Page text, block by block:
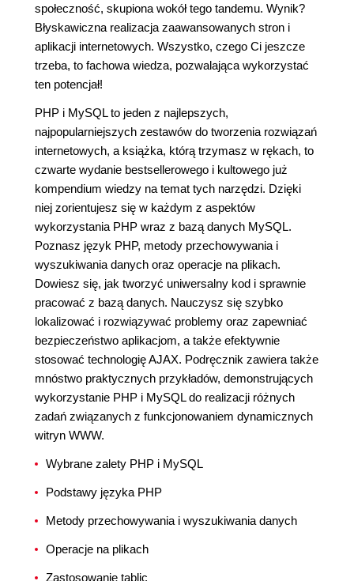
społeczność, skupiona wokół tego tandemu. Wynik?
Błyskawiczna realizacja zaawansowanych stron i
aplikacji internetowych. Wszystko, czego Ci jeszcze
trzeba, to fachowa wiedza, pozwalająca wykorzystać
ten potencjał!
PHP i MySQL to jeden z najlepszych,
najpopularniejszych zestawów do tworzenia rozwiązań
internetowych, a książka, którą trzymasz w rękach, to
czwarte wydanie bestsellerowego i kultowego już
kompendium wiedzy na temat tych narzędzi. Dzięki
niej zorientujesz się w każdym z aspektów
wykorzystania PHP wraz z bazą danych MySQL.
Poznasz język PHP, metody przechowywania i
wyszukiwania danych oraz operacje na plikach.
Dowiesz się, jak tworzyć uniwersalny kod i sprawnie
pracować z bazą danych. Nauczysz się szybko
lokalizować i rozwiązywać problemy oraz zapewniać
bezpieczeństwo aplikacjom, a także efektywnie
stosować technologię AJAX. Podręcznik zawiera także
mnóstwo praktycznych przykładów, demonstrujących
wykorzystanie PHP i MySQL do realizacji różnych
zadań związanych z funkcjonowaniem dynamicznych
witryn WWW.
Wybrane zalety PHP i MySQL
Podstawy języka PHP
Metody przechowywania i wyszukiwania danych
Operacje na plikach
Zastosowanie tablic